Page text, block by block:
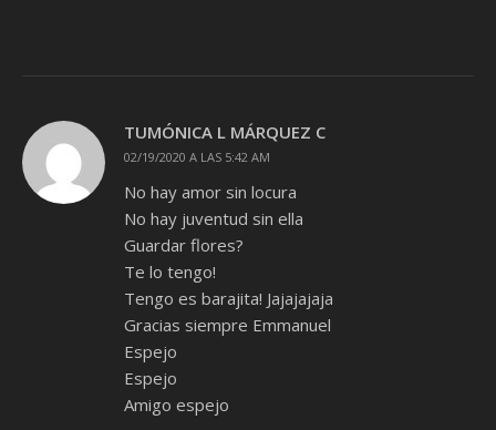
TUMÓNICA L MÁRQUEZ C
02/19/2020 A LAS 5:42 AM
No hay amor sin locura
No hay juventud sin ella
Guardar flores?
Te lo tengo!
Tengo es barajita! Jajajajaja
Gracias siempre Emmanuel
Espejo
Espejo
Amigo espejo